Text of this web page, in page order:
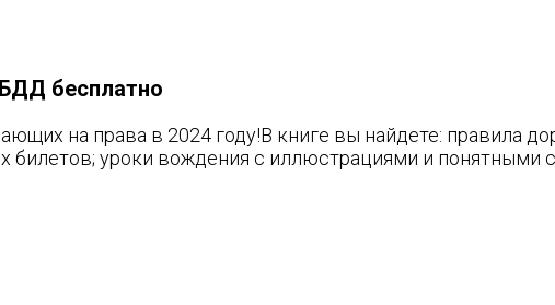
бесплатно
на права в 2024 году!В книге вы найдете: правила
уроки вождения с иллюстрациями и понятными